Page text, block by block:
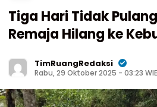
Tiga Hari Tidak
Remaja Hilang ke
TimRuangRedaksi
Rabu, 29 Oktober 2025 - 03:23